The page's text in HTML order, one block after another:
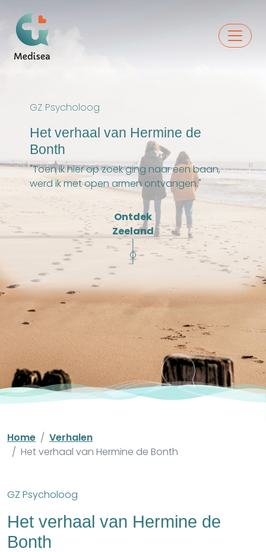
GZ Psycholoog
Het verhaal van Hermine de
Bonth
"Toen ik hier op zoek ging naar een baan,
werd ik met open armen ontvangen."
Ontdek
Zeeland
Home
Verhalen
Het verhaal van Hermine de Bonth
GZ Psycholoog
Het verhaal van Hermine de
Bonth